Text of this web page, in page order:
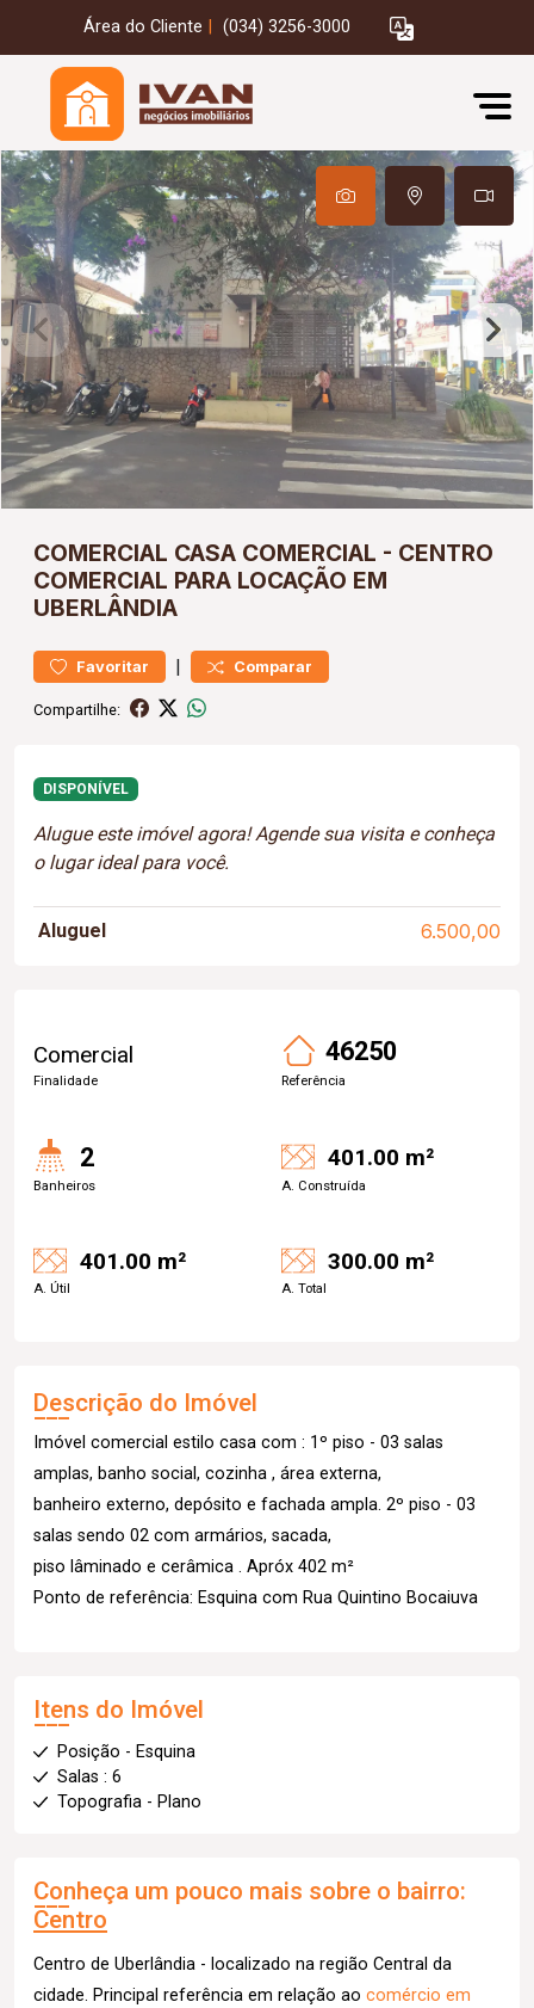
Área do Cliente (034) 3256-3000
COMERCIAL CASA COMERCIAL - CENTRO
COMERCIAL PARA LOCAÇÃO EM
UBERLÂNDIA
Favoritar | Comparar
Compartilhe:
DISPONÍVEL
Alugue este imóvel agora! Agende sua visita e conheça
o lugar ideal para você.
Aluguel 6.500,00
Comercial
Finalidade
46250
Referência
2
Banheiros
401.00 m²
A. Construída
401.00 m²
A. Útil
300.00 m²
A. Total
Descrição do Imóvel
Imóvel comercial estilo casa com : 1º piso - 03 salas
amplas, banho social, cozinha , área externa,
banheiro externo, depósito e fachada ampla. 2º piso - 03
salas sendo 02 com armários, sacada,
piso lâminado e cerâmica . Apróx 402 m²
Ponto de referência: Esquina com Rua Quintino Bocaiuva
Itens do Imóvel
Posição - Esquina
Salas : 6
Topografia - Plano
Conheça um pouco mais sobre o bairro:
Centro
Centro de Uberlândia - localizado na região Central da
cidade. Principal referência em relação ao comércio em